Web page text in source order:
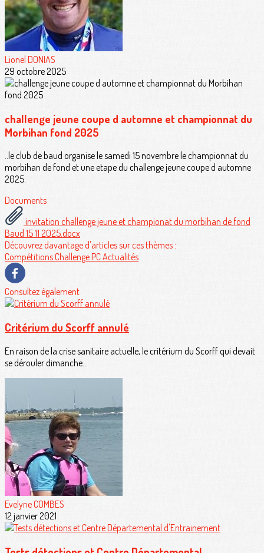
Lionel DONIAS
29 octobre 2025
challenge jeune coupe d automne et championnat du
Morbihan fond 2025
..le club de baud organise le samedi 15 novembre le championnat du
morbihan de fond et une etape du challenge jeune coupe d automne
2025.
Documents
invitation challenge jeune et championat du morbihan de fond
Baud 15 11 2025.docx
Découvrez davantage d'articles sur ces thèmes :
CompétitionsChallenge PCActualités
Consultez également
Critérium du Scorff annulé
En raison de la crise sanitaire actuelle, le critérium du Scorff qui devait
se dérouler dimanche...
Evelyne COMBES
12 janvier 2021